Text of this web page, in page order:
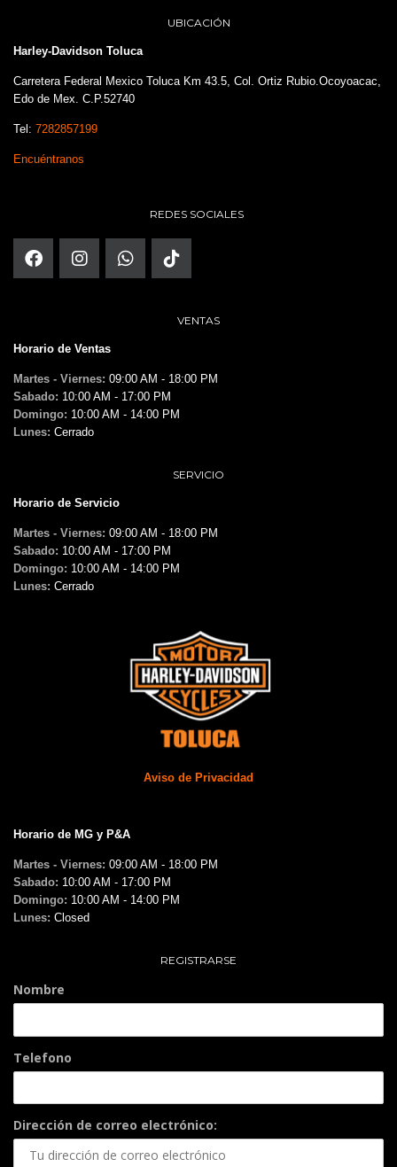
UBICACIÓN
Harley-Davidson Toluca
Carretera Federal Mexico Toluca Km 43.5, Col. Ortiz Rubio.Ocoyoacac,
Edo de Mex. C.P.52740
Tel: 7282857199
Encuéntranos
REDES SOCIALES
VENTAS
Horario de Ventas
Martes - Viernes: 09:00 AM - 18:00 PM
Sabado: 10:00 AM - 17:00 PM
Domingo: 10:00 AM - 14:00 PM
Lunes: Cerrado
SERVICIO
Horario de Servicio
Martes - Viernes: 09:00 AM - 18:00 PM
Sabado: 10:00 AM - 17:00 PM
Domingo: 10:00 AM - 14:00 PM
Lunes: Cerrado
Aviso de Privacidad
Horario de MG y P&A
Martes - Viernes: 09:00 AM - 18:00 PM
Sabado: 10:00 AM - 17:00 PM
Domingo: 10:00 AM - 14:00 PM
Lunes: Closed
REGISTRARSE
Nombre
Telefono
Dirección de correo electrónico: